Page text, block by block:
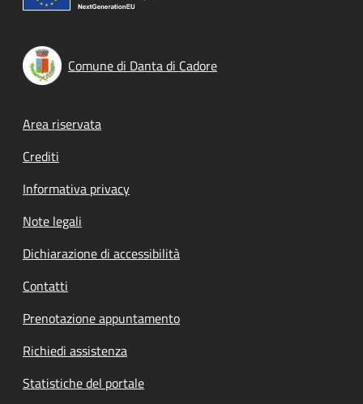
Comune di Danta di Cadore
Footer menu
Area riservata
Crediti
Informativa privacy
Note legali
Dichiarazione di accessibilità
Contatti
Prenotazione appuntamento
Richiedi assistenza
Statistiche del portale